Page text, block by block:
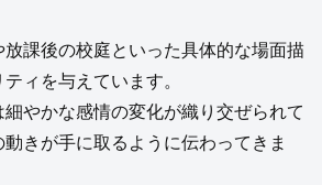
課後の校庭といった具体的な場面描
ィを与えています。
細やかな感情の変化が織り交ぜられて
きが手に取るように伝わってきま